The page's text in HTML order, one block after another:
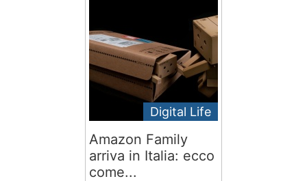
Digital Life
Amazon Family
arriva in Italia: ecco
come...